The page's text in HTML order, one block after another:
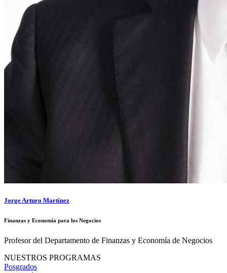
Jorge Arturo Martínez
Finanzas y Economía para los Negocios
Profesor del Departamento de Finanzas y Economía de Negocios
NUESTROS PROGRAMAS
Posgrados